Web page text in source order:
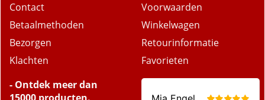
Contact
Betaalmethoden
Bezorgen
Klachten
Voorwaarden
Winkelwagen
Retourinformatie
Favorieten
- Ontdek meer dan